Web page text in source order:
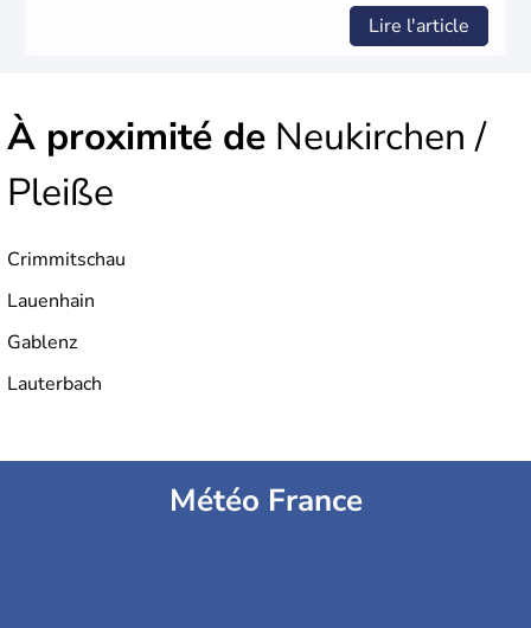
Lire l'article
À proximité de Neukirchen /
Pleiße
Crimmitschau
Lauenhain
Gablenz
Lauterbach
Météo France